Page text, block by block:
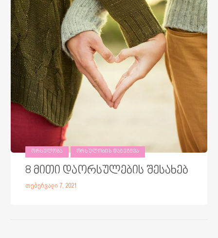
ᲝᲠᲡᲣᲚᲝᲑᲐ ᲝᲠᲡᲣᲚᲝᲑᲘᲡ ᲓᲐᲒᲔᲒᲛᲕᲐ
8 მითი დაორსულების შესახებ
თებერვალი 7, 2021